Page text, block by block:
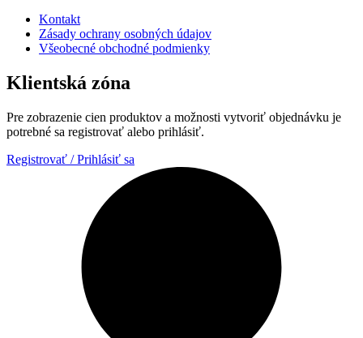
Kontakt
Zásady ochrany osobných údajov
Všeobecné obchodné podmienky
Klientská zóna
Pre zobrazenie cien produktov a možnosti vytvoriť objednávku je
potrebné sa registrovať alebo prihlásiť.
Registrovať / Prihlásiť sa